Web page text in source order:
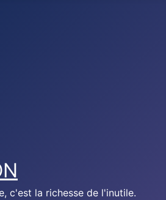
c'est la richesse de l'inutile.